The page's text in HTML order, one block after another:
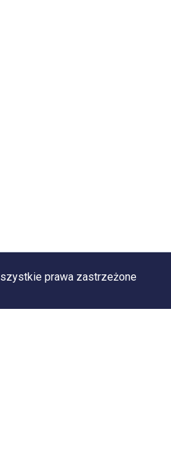
prawa zastrzeżone